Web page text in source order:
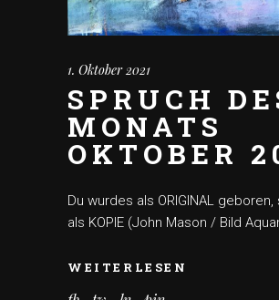
1. Oktober 2021
SPRUCH
MONATS
OKTOBER
Du wurdes als ORIGINAL
als KOPIE (John Mason / Bild
WEITERLESEN